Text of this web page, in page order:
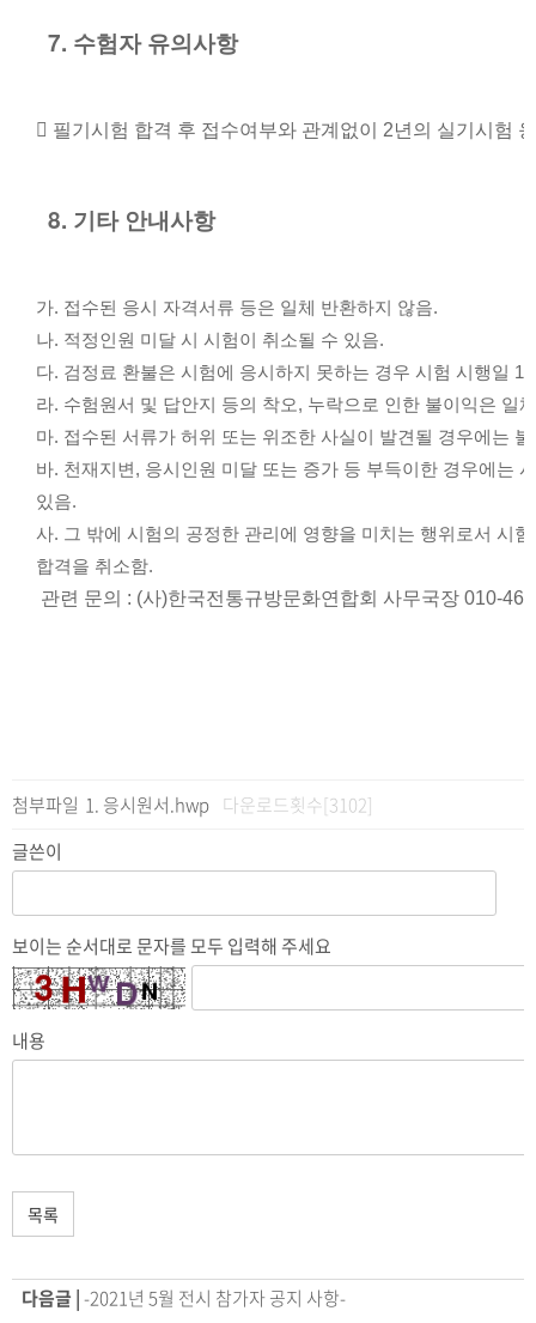
7. 수험자 유의사항
 필기시험 합격 후 접수여부와 관계없이 2년의 실기시험
8. 기타 안내사항
가. 접수된 응시 자격서류 등은 일체 반환하지 않음.
나. 적정인원 미달 시 시험이 취소될 수 있음.
다. 검정료 환불은 시험에 응시하지 못하는 경우 시험 시행일 1
라. 수험원서 및 답안지 등의 착오, 누락으로 인한 불이익은 일
마. 접수된 서류가 허위 또는 위조한 사실이 발견될 경우에는
바. 천재지변, 응시인원 미달 또는 증가 등 부득이한 경우에는
있음.
사. 그 밖에 시험의 공정한 관리에 영향을 미치는 행위로서 시
합격을 취소함.
관련 문의 : (사)한국전통규방문화연합회 사무국장 010-
첨부파일 응시원서.hwp 다운로드횟수[3102]
글쓴이
보이는 순서대로 문자를 모두 입력해 주세요
내용
목록
다음글 |-2021년 5월 전시 참가자 공지 사항-